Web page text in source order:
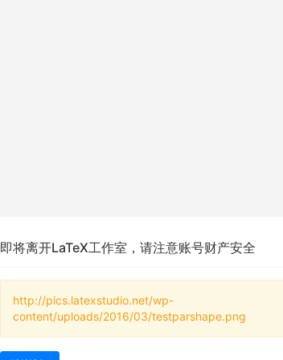
即将离开LaTeX工作室，请注意账号财产安全
http://pics.latexstudio.net/wp-
content/uploads/2016/03/testparshape.png